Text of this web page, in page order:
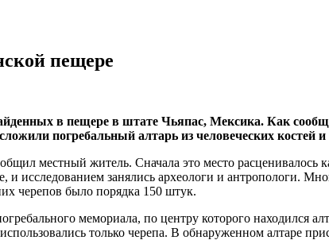
пещере
в пещере в штате Чьяпас, Мексика. Как
погребальный алтарь из человеческих костей и
местный житель. Сначала это место расценивалось
исследованием занялись археологи и антропологи.
черепов было порядка 150 штук.
мемориала, по центру которого находился
только черепа. В обнаруженном алтаре